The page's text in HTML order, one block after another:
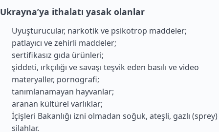
Ukrayna’ya ithalatı yasak olanlar
Uyuşturucular, narkotik ve psikotrop maddeler;
patlayıcı ve zehirli maddeler;
sertifikasız gıda ürünleri;
şiddeti, ırkçılığı ve savaşı teşvik eden basılı ve video
materyaller, pornografi;
tanımlanamayan hayvanlar;
aranan kültürel varlıklar;
İçişleri Bakanlığı izni olmadan soğuk, ateşli, gazlı (sprey)
silahlar.